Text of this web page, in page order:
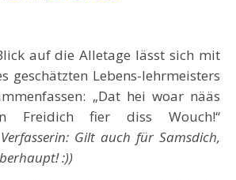
auf die Alletage lässt sich mit
geschätzten Lebens-lehrmeisters
„Dat hei woar nääs
Freidich fier diss Wouch!“
Gilt auch für Samsdich,
:))